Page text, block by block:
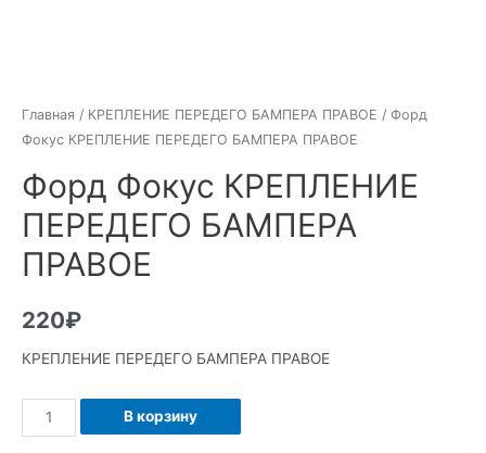
Главная / КРЕПЛЕНИЕ ПЕРЕДЕГО БАМПЕРА ПРАВОЕ / Форд
Фокус КРЕПЛЕНИЕ ПЕРЕДЕГО БАМПЕРА ПРАВОЕ
Форд Фокус КРЕПЛЕНИЕ
ПЕРЕДЕГО БАМПЕРА
ПРАВОЕ
220₽
КРЕПЛЕНИЕ ПЕРЕДЕГО БАМПЕРА ПРАВОЕ
Количество
Форд
В корзину